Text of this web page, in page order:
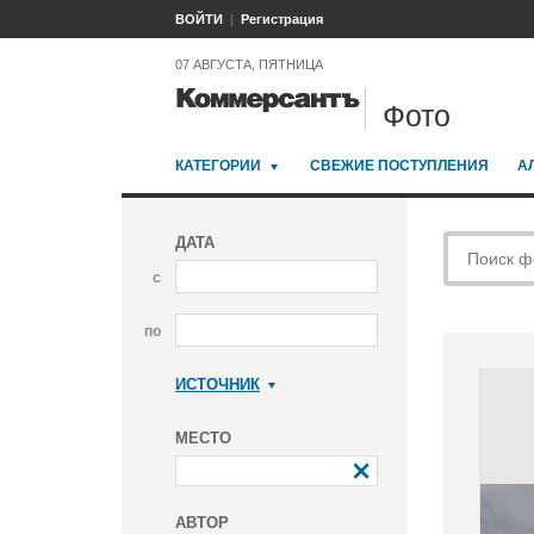
ВОЙТИ Регистрация
07 АВГУСТА, ПЯТНИЦА
Фото
КАТЕГОРИИ СВЕЖИЕ ПОСТУПЛЕНИЯ
ДАТА
с
по
ИСТОЧНИК
МЕСТО
АВТОР